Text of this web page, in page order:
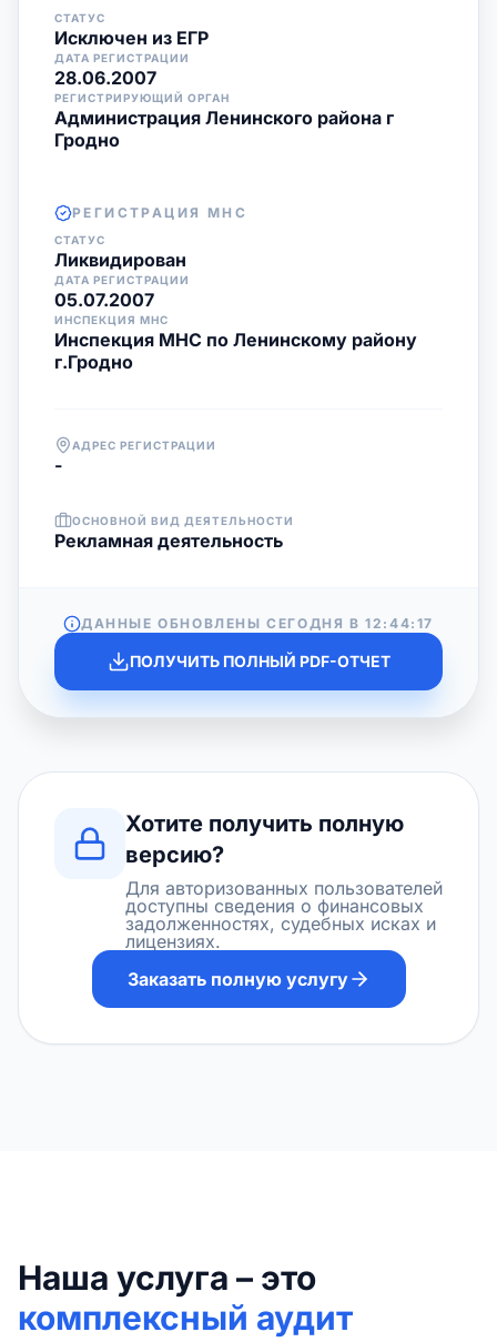
СТАТУС
Исключен из ЕГР
ДАТА РЕГИСТРАЦИИ
28.06.2007
РЕГИСТРИРУЮЩИЙ ОРГАН
Администрация Ленинского района г
Гродно
РЕГИСТРАЦИЯ МНС
СТАТУС
Ликвидирован
ДАТА РЕГИСТРАЦИИ
05.07.2007
ИНСПЕКЦИЯ МНС
Инспекция МНС по Ленинскому району
г.Гродно
АДРЕС РЕГИСТРАЦИИ
-
ОСНОВНОЙ ВИД ДЕЯТЕЛЬНОСТИ
Рекламная деятельность
ДАННЫЕ ОБНОВЛЕНЫ СЕГОДНЯ В12:44:17
ПОЛУЧИТЬ ПОЛНЫЙ PDF-ОТЧЕТ
Хотите получить полную
версию?
Для авторизованных пользователей
доступны сведения о финансовых
задолженностях, судебных исках и
лицензиях.
Заказать полную услугу
Наша услуга – это
комплексный аудит